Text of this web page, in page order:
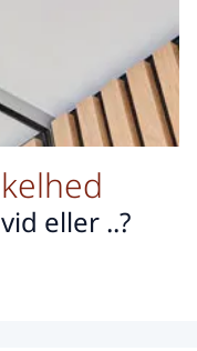
eller ..?